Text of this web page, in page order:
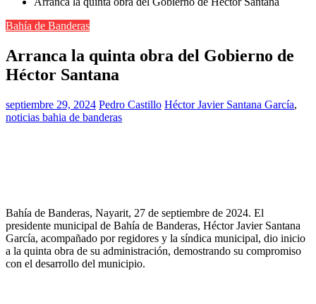
Bahía de Banderas
Arranca la quinta obra del Gobierno de
Héctor Santana
septiembre 29, 2024 Pedro Castillo Héctor Javier Santana García,
noticias bahia de banderas
Bahía de Banderas, Nayarit, 27 de septiembre de 2024. El
presidente municipal de Bahía de Banderas, Héctor Javier Santana
García, acompañado por regidores y la síndica municipal, dio inicio
a la quinta obra de su administración, demostrando su compromiso
con el desarrollo del municipio.